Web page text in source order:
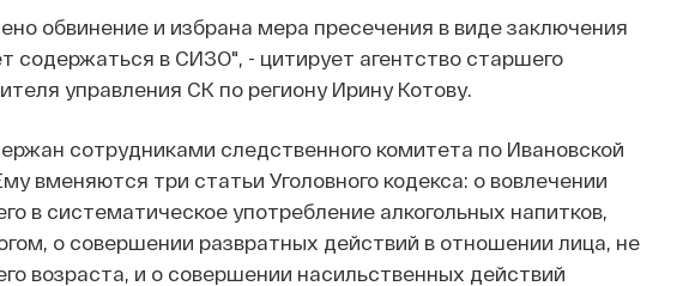
обвинение и избрана мера пресечения в виде заключения
содержаться в СИЗО", - цитирует агентство старшего
управления СК по региону Ирину Котову.
сотрудниками следственного комитета по Ивановской
вменяются три статьи Уголовного кодекса: о вовлечении
в систематическое употребление алкогольных напитков,
о совершении развратных действий в отношении лица, не
возраста, и о совершении насильственных действий